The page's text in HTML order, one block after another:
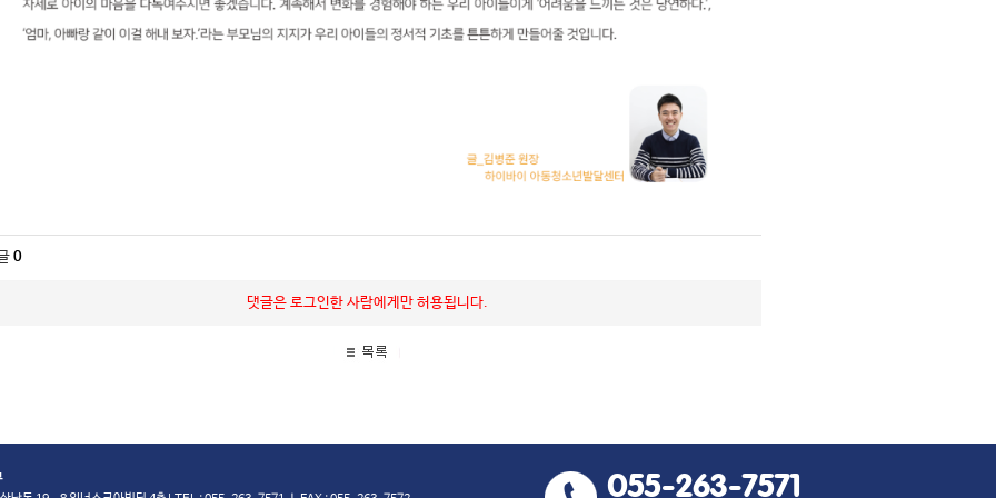
0
댓글은 로그인한 사람에게만 허용됩니다.